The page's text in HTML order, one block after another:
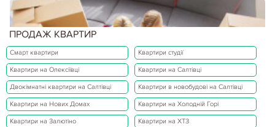
ПРОДАЖ КВАРТИР
Смарт квартири Квартири студії
Квартири на Олексіївці Квартири на Салтівці
Двокімнатні квартири на Салтівці Квартири в новобудові на Салтівці
Квартири на Нових Домах Квартири на Холодній Горі
Квартири на Залютіно Квартири на ХТЗ